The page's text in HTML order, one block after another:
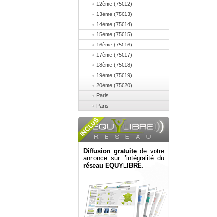
12ème (75012)
13ème (75013)
14ème (75014)
15ème (75015)
16ème (75016)
17ème (75017)
18ème (75018)
19ème (75019)
20ème (75020)
Paris
Paris
Diffusion gratuite de votre
annonce sur l’intégralité du
réseau EQUYLIBRE.